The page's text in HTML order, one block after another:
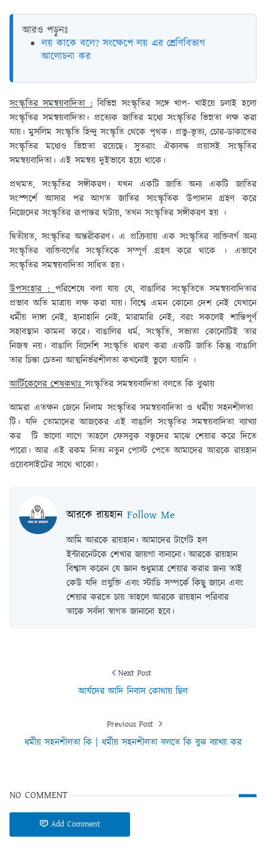
আরও পড়ুনঃ
লয় কাকে বলে? সংক্ষেপে লয় এর শ্রেণিবিভাগ
আলোচনা কর
সংস্কৃতির সমন্বয়বাদিতা :বিভিন্ন সংস্কৃতির সঙ্গে খাপ- খাইয়ে চলাই হলো
সংস্কৃতির সমন্বয়বাদিতা। প্রত্যেক জাতির মধ্যে সংস্কৃতির ভিন্নতা লক্ষ করা
যায়। মুসলিম সংস্কৃতি হিন্দু সংস্কৃতি থেকে পৃথক। প্রভু-ভৃত্য, চোর-ডাকাতের
সংস্কৃতির মধ্যেও ভিন্নতা রয়েছে। সুতরাং ঐক্যবদ্ধ প্রয়াসই সংস্কৃতির
সমন্বয়বাদিতা। এই সমন্বয় দুইভাবে হয়ে থাকে।
প্রথমত, সংস্কৃতির সঙ্গীকরণ। যখন একটি জাতি অন্য একটি জাতির
সংস্পর্শে আসার পর আগত জাতির সাংস্কৃতিক উপাদান গ্রহণ করে
নিজেদের সংস্কৃতির রূপান্তর ঘটায়, তখন সংস্কৃতির সঙ্গীকরণ হয় ।
দ্বিতীয়ত,সংস্কৃতির অন্তরীকরণ। এ প্রক্রিয়ায় এক সংস্কৃতির ব্যক্তিবর্গ অন্য
সংস্কৃতির ব্যক্তিবর্গের সংস্কৃতিকে সম্পূর্ণ গ্রহণ করে থাকে । এভাবে
সংস্কৃতির সমন্বয়বাদিতা সাধিত হয়।
উপসংহার :পরিশেষে বলা যায় যে, বাঙালির সংস্কৃতিতে সমন্বয়বাদিতার
প্রভাব অতি মাত্রায় লক্ষ করা যায়। বিশ্বে এমন কোনো দেশ নেই যেখানে
ধর্মীয় দাঙ্গা নেই, হানাহানি নেই, মারামারি নেই, বরং সকলেই শান্তিপূর্ণ
সহাবস্থান কামনা করে। বাঙালির ধর্ম, সংস্কৃতি, সভ্যতা কোনোটিই তার
নিজস্ব নয়। বাঙালি বিদেশি সংস্কৃতি ধারণ করা একটি জাতি কিন্তু বাঙালি
তার চিন্তা চেতনা আত্মনির্ভরশীলতা কখনোই ভুলে যায়নি ।
আর্টিকেলের শেষকথাঃসংস্কৃতির সমন্বয়বাদিতা বলতে কি বুঝায়
আমরা এতক্ষন জেনে নিলাম সংস্কৃতির সমন্বয়বাদিতা ও ধর্মীয় সহনশীলতা
টি। যদি তোমাদের আজকের এই বাঙালি সংস্কৃতির সমন্বয়বাদিতা ব্যাখ্যা
কর টি ভালো লাগে তাহলে ফেসবুক বন্ধুদের মাঝে শেয়ার করে দিতে
পারো। আর এই রকম নিত্য নতুন পোস্ট পেতে আমাদের আরকে রায়হান
ওয়েবসাইটের সাথে থাকো।
আরকে রায়হান Follow Me
আমি আরকে রায়হান। আমাদের টার্গেট হল
ইন্টারনেটকে শেখার জায়গা বানানো। আরকে রায়হান
বিশ্বাস করেন যে জ্ঞান শুধুমাত্র শেয়ার করার জন্য তাই
কেউ যদি প্রযুক্তি এবং স্টাডি সম্পর্কে কিছু জানে এবং
শেয়ার করতে চায় তাহলে আরকে রায়হান পরিবার
তাকে সর্বদা স্বাগত জানানো হবে।
Next Post
আর্যদের আদি নিবাস কোথায় ছিল
Previous Post
ধর্মীয় সহনশীলতা কি | ধর্মীয় সহনশীলতা বলতে কি বুঝ ব্যাখ্যা কর
NO COMMENT
Add Comment